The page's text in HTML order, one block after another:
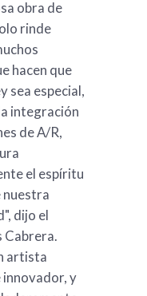
obra de
rinde
hacen que
sea especial,
integración
de A/R,
el espíritu
nuestra
dijo el
Cabrera.
artista
innovador, y